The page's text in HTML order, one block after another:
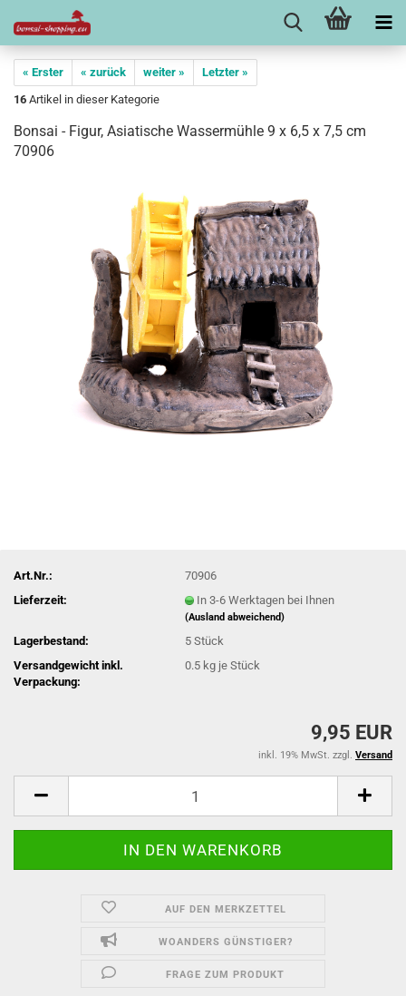
« Erster « zurück weiter »
Letzter »
16 Artikel in dieser Kategorie
Bonsai - Figur, Asiatische Wassermühle 9 x 6,5 x 7,5 cm
70906
Art.Nr.:
70906
Lieferzeit:
In 3-6 Werktagen bei Ihnen
(Ausland abweichend)
Lagerbestand: 5Stück
Versandgewicht inkl.
Verpackung:
0.5 kg je Stück
9,95 EUR
inkl. 19% MwSt. zzgl. Versand
AUF DEN MERKZETTEL
WOANDERS GÜNSTIGER?
FRAGE ZUM PRODUKT